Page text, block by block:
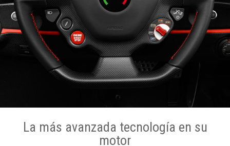
La más avanzada tecnología en su
motor